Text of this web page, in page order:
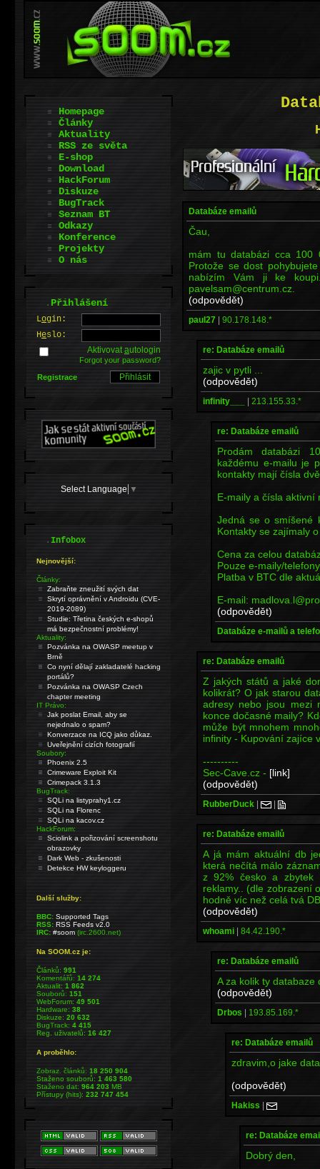
Databáze emailů
Čau,
mám tu databázi cca 100
Protože se dost
nabízím Vám ji ke
pavelsam@centrum.cz.
(odpovědět)
paul27 | 90.178.148.*
re: Databáze emailů
zajic v pytli ...
(odpovědět)
infinity___ | 213.155.33.*
re: Databáze emailů
Prodám databázi
každému e-mailu je
kontakty mají čísla
E-maily a čísla aktivní
Jedná se o smíšené
Kontakty se zajímaly
Cena za celou
Pouze e-maily/
Platba v BTC dle
E-mail:
(odpovědět)
Databáze e-mailů a
re: Databáze emailů
Z jakých států a jaké
kolikrát? O jak starou
adresy nebo jsou mezi
konce dočasné maily?
může být mnohem
infinity - Kupování zajíce
----------
Sec-Cave.cz - [link]
(odpovědět)
RubberDuck | |
re: Databáze emailů
A já mám aktuální db
která nečítá málo
z 92% česko a zbytek
reklamy.. (dle zobrazení
hodně víc než celá tvá
(odpovědět)
whoami | 84.42.190.*
re: Databáze emailů
A za kolik ty databaze
(odpovědět)
Drbos | 193.85.169.*
re: Databáze emailů
zdravim,o jake
(odpovědět)
Hakiss |
re: Databáze
Dobrý den,
Homepage
Články
Aktuality
RSS ze světa
E-shop
Download
HackForum
Diskuze
BugTrack
Seznam BT
Odkazy
Konference
Projekty
O nás
.Přihlášení
Login:
Heslo:
Aktivovatautologin
Forgot your password?
Registrace
Select Language ▼
.Infobox
Nejnovější:
Články:
Zabraňte zneužití svých dat
Skrytí oprávnění v Androidu (CVE-
2019-2089)
Studie: Třetina českých e-shopů
má bezpečnostní problémy!
Aktuality:
Pozvánka na OWASP meetup v
Brně
Co nyní dělají zakladatelé hacking
portálů?
Pozvánka na OWASP Czech
chapter meeting
IT Právo:
Jak poslat Email, aby se
nejednalo o spam?
Konverzace na ICQ jako důkaz.
Uveřejnění cizích fotografií
Soubory:
Phoenix 2.5
Crimeware Exploit Kit
Crimepack 3.1.3
BugTrack:
SQLi na listyprahy1.cz
SQLi na Florenc
SQLi na kacov.cz
HackForum:
Sciolink a pořizování screenshotu
obrazovky
Dark Web - zkušenosti
Detekce HW keyloggeru
Další služby:
BBC: Supported Tags
RSS: RSS Feeds v2.0
IRC: #soom(irc.2600.net)
Na SOOM.cz je:
Článků:991
Komentářů:14 274
Aktualit:1 862
Souborů:151
WebForum:49 501
Hardware:38
Diskuze:20 632
BugTrack:4 415
Reg. uživatelů:16 427
A proběhlo:
Zobraz. článků:18 250 904
Staženo souborů:1 463 580
Staženo dat:964 203MB
Přístupy (hits):232 747 454